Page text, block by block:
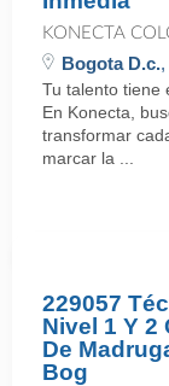
KONECTA
Bogota D.c.
Tu talento tiene
En Konecta,
transformar
marcar la ...
229057
Nivel 1 Y 2
De
Bog